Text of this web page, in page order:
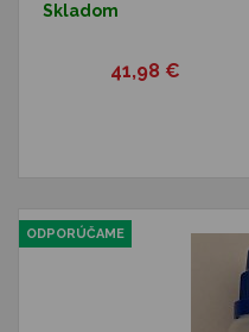
Skladom
41,98 €
ODPORÚČAME